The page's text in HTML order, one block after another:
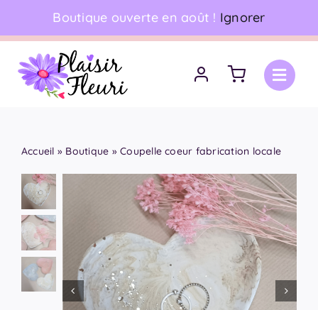
Boutique ouverte en août ! Ignorer
06 18 17 18 94 •Livraison à domicile
Accueil » Boutique »Coupelle coeur fabrication locale